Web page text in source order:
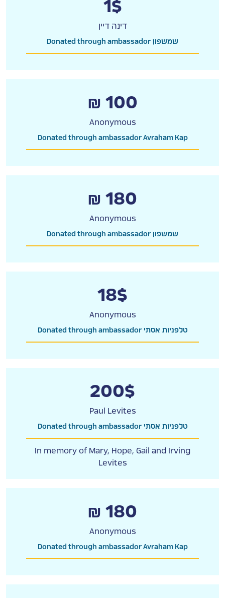
1$
דינה דיין
Donated through ambassador שמשפון
₪ 100
Anonymous
Donated through ambassador Avraham Kap
₪ 180
Anonymous
Donated through ambassador שמשפון
18$
Anonymous
Donated through ambassador טלפניות אסתי
200$
Paul Levites
Donated through ambassador טלפניות אסתי
In memory of Mary, Hope, Gail and Irving
Levites
₪ 180
Anonymous
Donated through ambassador Avraham Kap